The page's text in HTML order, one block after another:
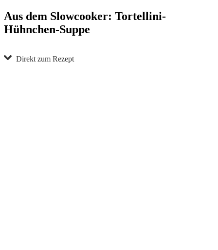
Aus dem Slowcooker: Tortellini-
Hühnchen-Suppe
Direkt zum Rezept